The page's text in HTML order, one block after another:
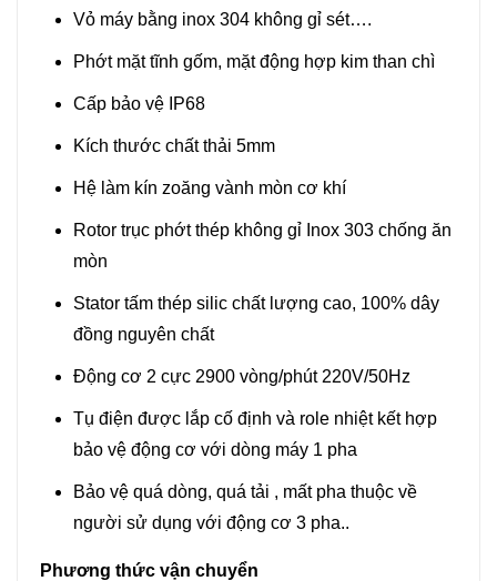
Vỏ máy bằng inox 304 không gỉ sét….
Phớt mặt tĩnh gốm, mặt động hợp kim than chì
Cấp bảo vệ IP68
Kích thước chất thải 5mm
Hệ làm kín zoăng vành mòn cơ khí
Rotor trục phớt thép không gỉ Inox 303 chống ăn
mòn
Stator tấm thép silic chất lượng cao, 100% dây
đồng nguyên chất
Động cơ 2 cực 2900 vòng/phút 220V/50Hz
Tụ điện được lắp cố định và role nhiệt kết hợp
bảo vệ động cơ với dòng máy 1 pha
Bảo vệ quá dòng, quá tải , mất pha thuộc về
người sử dụng với động cơ 3 pha..
Phương thức vận chuyển